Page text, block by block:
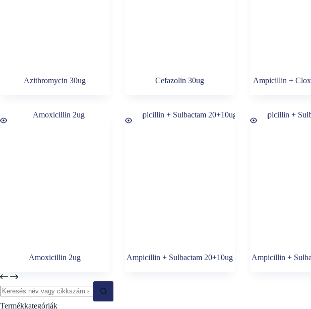
Azithromycin 30ug Cefazolin 30ug Ampicillin +
Amoxicillin 2ug Ampicillin + Sulbactam 20+10ug Ampicillin +
No
Termékkategóriák